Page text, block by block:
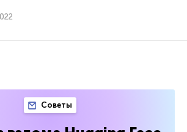
Советы